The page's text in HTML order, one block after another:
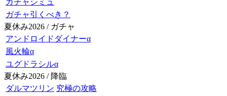
ガチャシミュ
ガチャ引くべき？
夏休み2026 / ガチャ
アンドロイドダイナーα
風火輪α
ユグドラシルα
夏休み2026 / 降臨
ダルマツリン 究極の攻略